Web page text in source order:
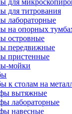
для
для титрования
лабораторные
на опорных
островные
передвижные
пристенные
мойки
к столам на
вытяжные
лабораторные
навесные